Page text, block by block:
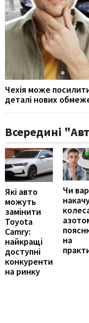
Чехія може
деталі нових
Всередині
Які авто
можуть
замінити
Toyota
Camry:
найкращі
доступні
конкуренти
на ринку
Чи
на